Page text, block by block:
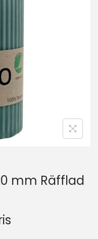
mm Räfflad